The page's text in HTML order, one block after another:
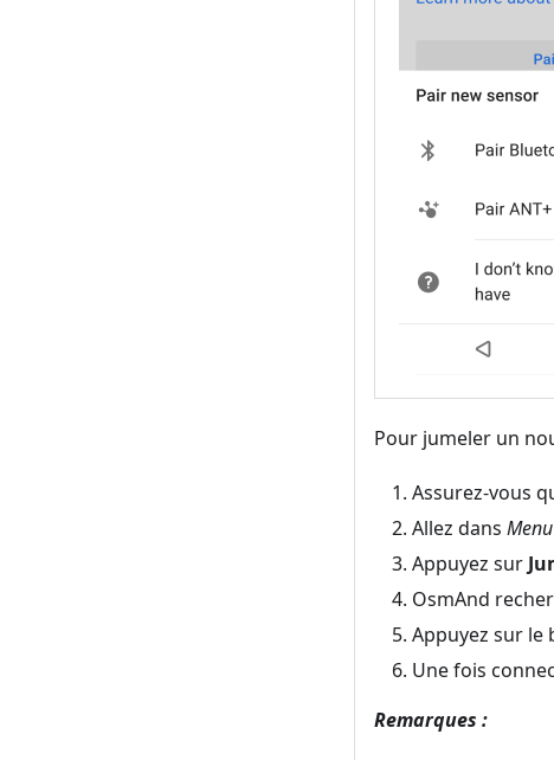
Pour jumeler un
Assurez-vous
Allez dans
Appuyez sur
OsmAnd
Appuyez sur le
Une fois
Remarques :